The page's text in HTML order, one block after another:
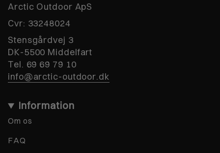
Arctic Outdoor ApS
Cvr: 33248024
Stensgårdvej 3
DK-5500 Middelfart
Tel. 69 69 79 10
info@arctic-outdoor.dk
Information
Om os
FAQ